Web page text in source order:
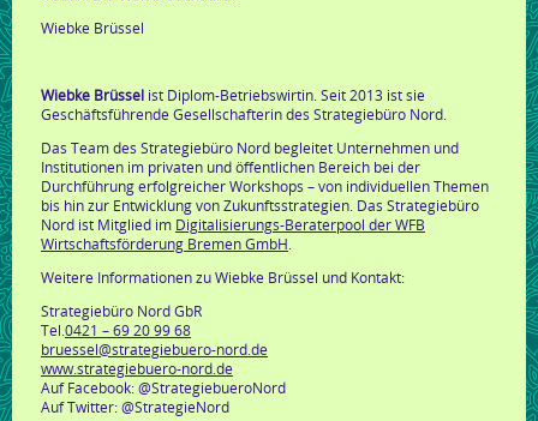
Wiebke Brüssel
Wiebke Brüssel ist Diplom-Betriebswirtin. Seit 2013 ist sie
Geschäftsführende Gesellschafterin des Strategiebüro Nord.
Das Team des Strategiebüro Nord begleitet Unternehmen und
Institutionen im privaten und öffentlichen Bereich bei der
Durchführung erfolgreicher Workshops – von individuellen Themen
bis hin zur Entwicklung von Zukunftsstrategien. Das Strategiebüro
Nord ist Mitglied im Digitalisierungs-Beraterpool der WFB
Wirtschaftsförderung Bremen GmbH
Weitere Informationen zu Wiebke Brüssel und Kontakt:
Strategiebüro Nord GbR
Tel. 0421 – 69 20 99 68
bruessel@strategiebuero-nord.de
www.strategiebuero-nord.de
Auf Facebook: @StrategiebueroNord
Auf Twitter: @StrategieNord